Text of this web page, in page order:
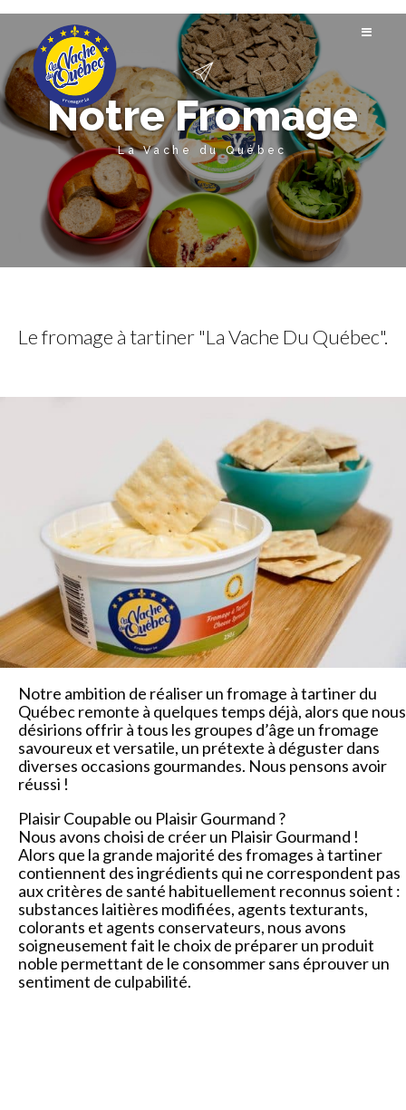
Notre Fromage
La Vache du Québec
Le fromage à tartiner "La Vache Du Québec".
Notre ambition de réaliser un fromage à tartiner du
Québec remonte à quelques temps déjà, alors que nous
désirions offrir à tous les groupes d’âge un fromage
savoureux et versatile, un prétexte à déguster dans
diverses occasions gourmandes. Nous pensons avoir
réussi !
Plaisir Coupable ou Plaisir Gourmand ?
Nous avons choisi de créer un Plaisir Gourmand !
Alors que la grande majorité des fromages à tartiner
contiennent des ingrédients qui ne correspondent pas
aux critères de santé habituellement reconnus soient :
substances laitières modifiées, agents texturants,
colorants et agents conservateurs, nous avons
soigneusement fait le choix de préparer un produit
noble permettant de le consommer sans éprouver un
sentiment de culpabilité.